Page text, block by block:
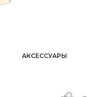
АКСЕССУАРЫ